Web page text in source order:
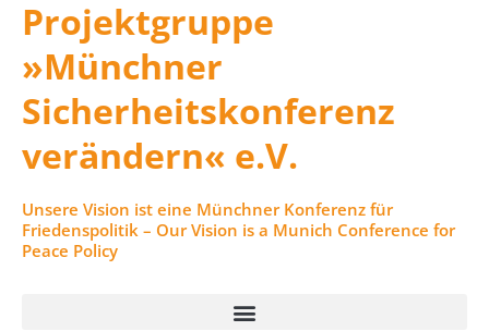
Projektgruppe
»Münchner
Sicherheitskonferenz
verändern« e.V.
Unsere Vision ist eine Münchner Konferenz für
Friedenspolitik – Our Vision is a Munich Conference for
Peace Policy